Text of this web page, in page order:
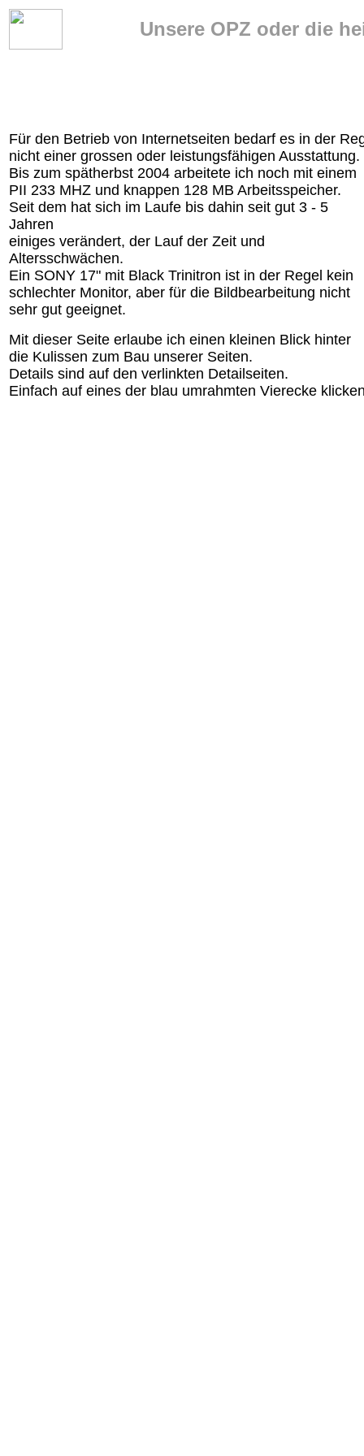
Unsere OPZ oder die
Für den Betrieb von Internetseiten bedarf es in der
nicht einer grossen oder leistungsfähigen Ausstattung.
Bis zum spätherbst 2004 arbeitete ich noch mit einem
PII 233 MHZ und knappen 128 MB Arbeitsspeicher.
Seit dem hat sich im Laufe bis dahin seit gut 3 - 5
Jahren
einiges verändert, der Lauf der Zeit und
Altersschwächen.
Ein SONY 17" mit Black Trinitron ist in der Regel kein
schlechter Monitor, aber für die Bildbearbeitung nicht
sehr gut geeignet.
Mit dieser Seite erlaube ich einen kleinen Blick hinter
die Kulissen zum Bau unserer Seiten.
Details sind auf den verlinkten Detailseiten.
Einfach auf eines der blau umrahmten Vierecke